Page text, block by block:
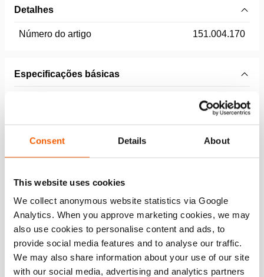
Consent Details About
This website uses cookies
We collect anonymous website statistics via Google
Analytics. When you approve marketing cookies, we may
also use cookies to personalise content and ads, to
provide social media features and to analyse our traffic.
We may also share information about your use of our site
with our social media, advertising and analytics partners
Detalhes
Número do artigo 151.004.170
Especificações básicas
WS1
Conjunto de componentes
Calha para valas WR01
Quantidade:6
Veja os detalhes